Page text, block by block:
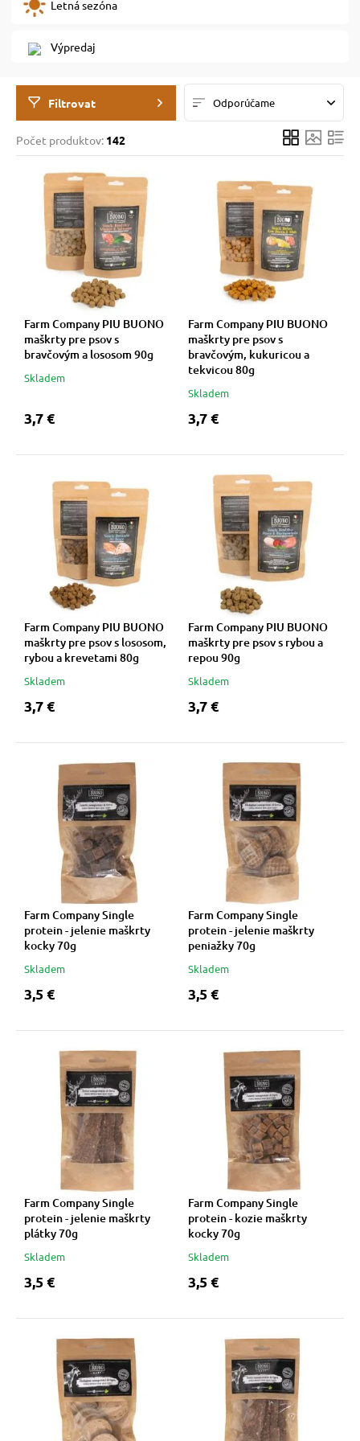
psov
psov
so psom
mačky
a pelechy
mačky
podložky
poukazy
vitamíny
Letná sezóna
Výpredaj
Filtrovat Odporúčame
Počet produktov: 142
Farm Company PIU BUONO
maškrty pre psov s
bravčovým a lososom 90g
Skladem
3,7 €
Farm Company PIU BUONO
maškrty pre psov s
bravčovým, kukuricou a
tekvicou 80g
Skladem
3,7 €
Farm Company PIU BUONO
maškrty pre psov s lososom,
rybou a krevetami 80g
Skladem
3,7 €
Farm Company PIU BUONO
maškrty pre psov s rybou a
repou 90g
Skladem
3,7 €
Farm Company Single
protein - jelenie maškrty
kocky 70g
Skladem
3,5 €
Farm Company Single
protein - jelenie maškrty
peniažky 70g
Skladem
3,5 €
Farm Company Single
protein - jelenie maškrty
plátky 70g
Skladem
3,5 €
Farm Company Single
protein - kozie maškrty
kocky 70g
Skladem
3,5 €